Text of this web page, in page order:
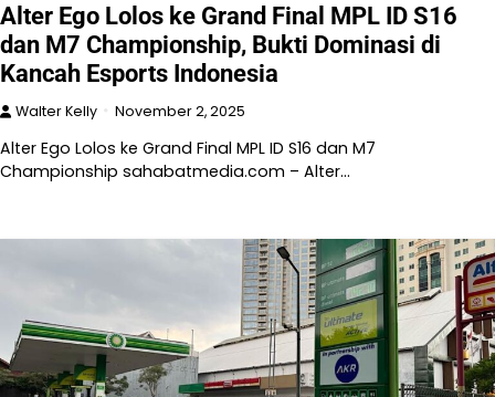
Alter Ego Lolos ke Grand Final MPL ID S16
dan M7 Championship, Bukti Dominasi di
Kancah Esports Indonesia
Walter Kelly November 2, 2025
Alter Ego Lolos ke Grand Final MPL ID S16 dan M7
Championship sahabatmedia.com – Alter…